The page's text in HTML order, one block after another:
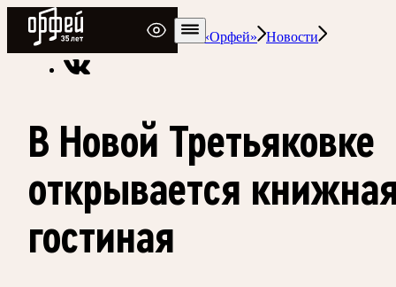
Радио Орфей
Радио классической музыки «Орфей»
Новости
В Новой Третьяковке
открывается
гостиная